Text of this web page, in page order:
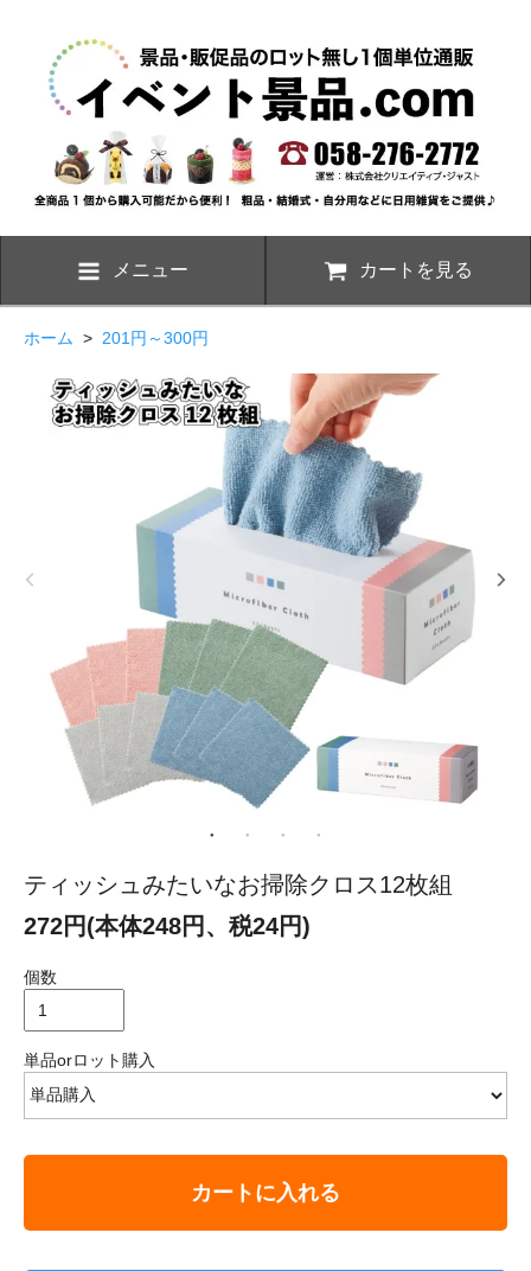
メニュー カートを見る
ホーム > 201円～300円
ティッシュみたいなお掃除クロス12枚組
272円(本体248円、税24円)
個数
単品orロット購入
カートに入れる